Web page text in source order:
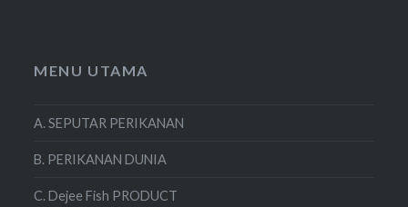
MENU UTAMA
A. SEPUTAR PERIKANAN
B. PERIKANAN DUNIA
C. Dejee Fish PRODUCT